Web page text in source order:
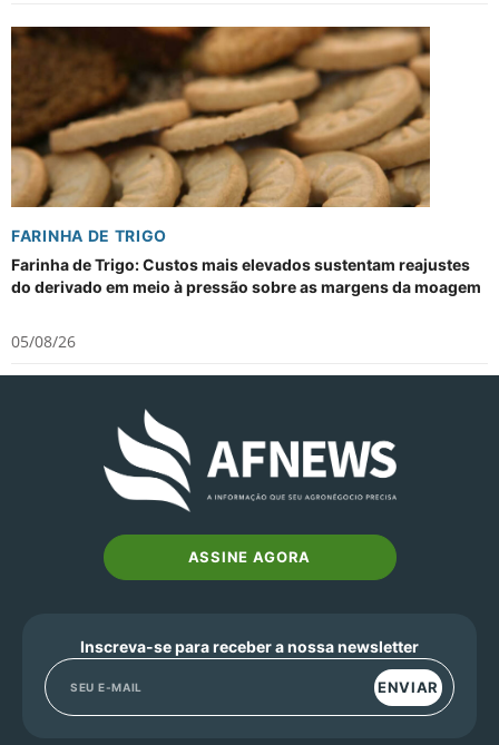
FARINHA DE TRIGO
Farinha de Trigo: Custos mais elevados sustentam reajustes
do derivado em meio à pressão sobre as margens da moagem
05/08/26
ASSINE AGORA
Inscreva-se para receber a nossa newsletter
ENVIAR